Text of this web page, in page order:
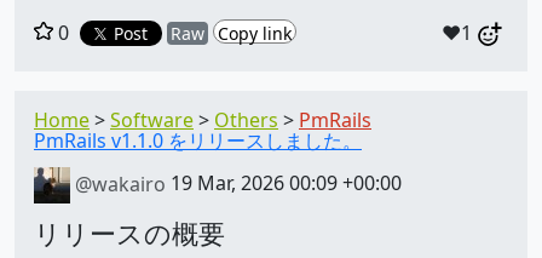
0
Post Raw Copy link ❤️1
Home Software Others PmRails
PmRails v1.1.0 をリリースしました。
@wakairo 19 Mar, 2026 00:09 +00:00
リリースの概要